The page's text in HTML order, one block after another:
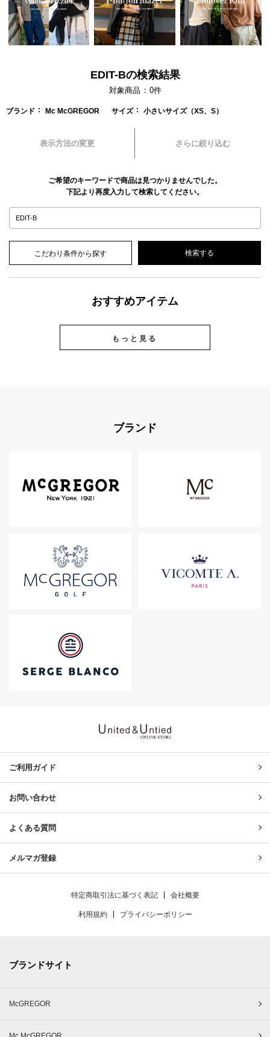
EDIT-Bの検索結果
対象商品 0件
ブランド Mc McGREGOR サイズ 小さいサイズ（XS、S）
表示方法の変更 さらに絞り込む
ご希望のキーワードで商品は見つかりませんでした。
下記より再度入力して検索してください。
こだわり条件から探す
おすすめアイテム
もっと見る
ブランド
ご利用ガイド
お問い合わせ
よくある質問
メルマガ登録
特定商取引法に基づく表記 会社概要
利用規約 プライバシーポリシー
ブランドサイト
McGREGOR